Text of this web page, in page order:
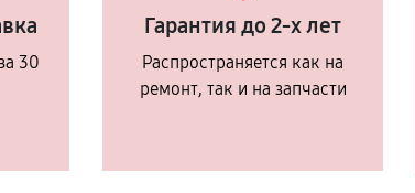
30
Гарантия до 2-х лет
Распространяется как на
ремонт, так и на запчасти